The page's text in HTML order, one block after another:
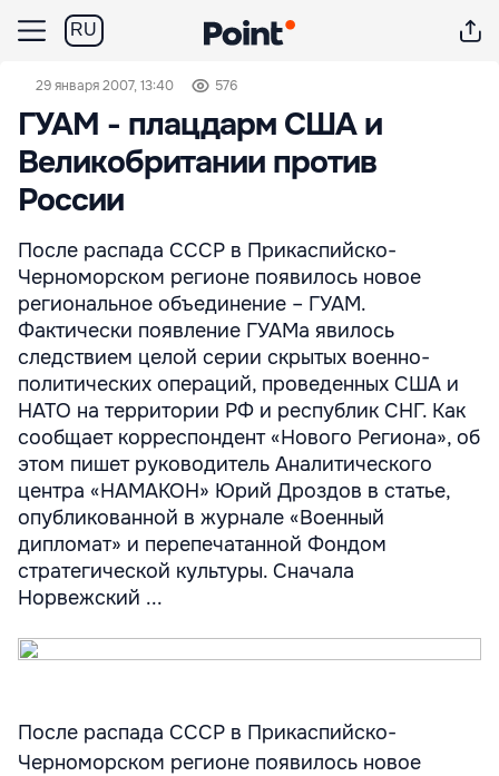
RU
29 января 2007, 13:40 576
ГУАМ - плацдарм США и
Великобритании против
России
После распада СССР в Прикаспийско-
Черноморском регионе появилось новое
региональное объединение – ГУАМ.
Фактически появление ГУАМа явилось
следствием целой серии скрытых военно-
политических операций, проведенных США и
НАТО на территории РФ и республик СНГ. Как
сообщает корреспондент «Нового Региона», об
этом пишет руководитель Аналитического
центра «НАМАКОН» Юрий Дроздов в статье,
опубликованной в журнале «Военный
дипломат» и перепечатанной Фондом
стратегической культуры. Сначала
Норвежский ...
После распада СССР в Прикаспийско-
Черноморском регионе появилось новое